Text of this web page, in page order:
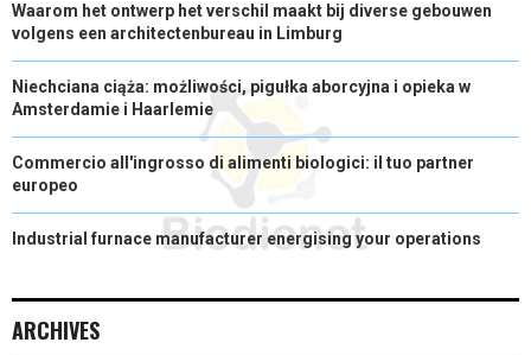
Waarom het ontwerp het verschil maakt bij diverse gebouwen
volgens een architectenbureau in Limburg
Niechciana ciąża: możliwości, pigułka aborcyjna i opieka w
Amsterdamie i Haarlemie
Commercio all'ingrosso di alimenti biologici: il tuo partner
europeo
Industrial furnace manufacturer energising your operations
ARCHIVES